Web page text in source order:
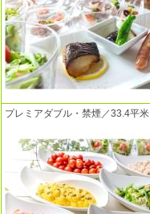
プレミアダブル・禁煙／33.4平米